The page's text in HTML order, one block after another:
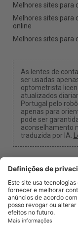
Melhores sites para
Melhores sites para
online
Melhores sites para
As lentes de
ser usadas
optometrista
atualizados
Portugal pelo
apenas para
pode ser
aconselhamento
traduzida por IA.
Podemos